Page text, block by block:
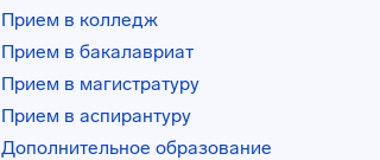
Прием в колледж
Прием в бакалавриат
Прием в магистратуру
Прием в аспирантуру
Дополнительное образование